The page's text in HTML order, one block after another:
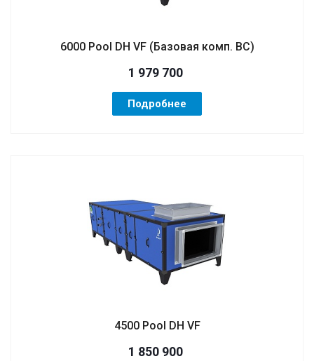
6000 Pool DH VF (Базовая комп. BC)
1 979 700
Подробнее
4500 Pool DH VF
1 850 900